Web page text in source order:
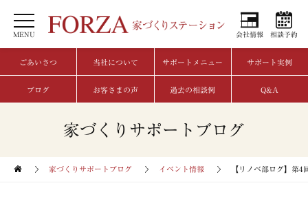
会社情報 相談予約
MENU
ごあいさつ 当社について サポートメニュー サポート実例
ブログ お客さまの声 過去の相談例 Q&A
家づくりサポートブログ
家づくりサポートブログ イベント情報 【リノベ部ログ】第